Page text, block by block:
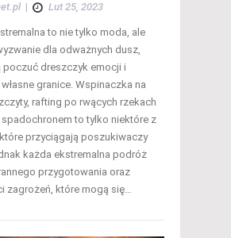
| Lut 25, 2023
to nie tylko moda, ale
dla odważnych dusz,
poczuć dreszczyk emocji i
granice. Wspinaczka na
rafting po rwących rzekach
to tylko niektóre z
przyciągają poszukiwaczy
każda ekstremalna podróż
przygotowania oraz
zagrożeń, które mogą się…